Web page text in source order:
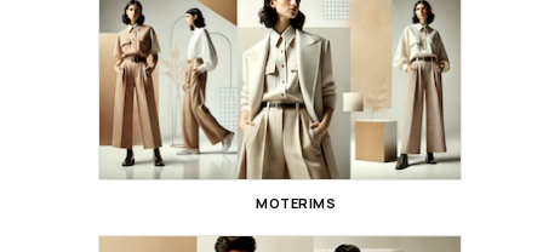
MOTERIMS